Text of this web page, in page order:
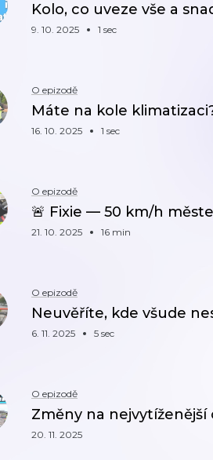
Kolo, co uveze vše a
9. 10. 2025 1 sec
O epizodě
Máte na kole
16. 10. 2025 1 sec
O epizodě
🚨 Fixie — 50 km/h
21. 10. 2025 16 min
O epizodě
Neuvěříte, kde všude
6. 11. 2025 5 sec
O epizodě
Změny na nejvytíženější
20. 11. 2025